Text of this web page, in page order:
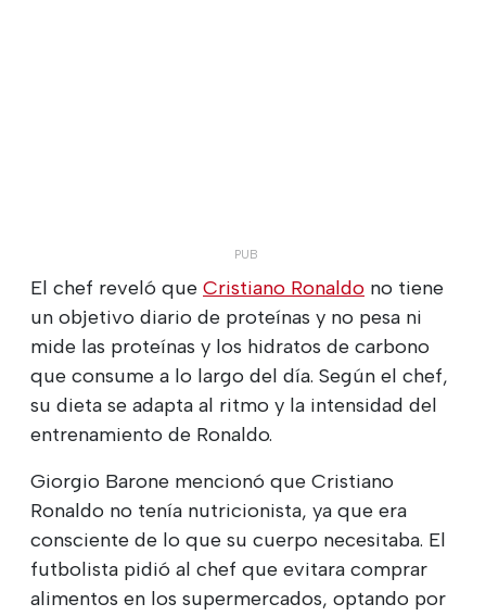
El chef reveló que Cristiano Ronaldo no tiene
un objetivo diario de proteínas y no pesa ni
mide las proteínas y los hidratos de carbono
que consume a lo largo del día. Según el chef,
su dieta se adapta al ritmo y la intensidad del
entrenamiento de Ronaldo.
Giorgio Barone mencionó que Cristiano
Ronaldo no tenía nutricionista, ya que era
consciente de lo que su cuerpo necesitaba. El
futbolista pidió al chef que evitara comprar
alimentos en los supermercados, optando por